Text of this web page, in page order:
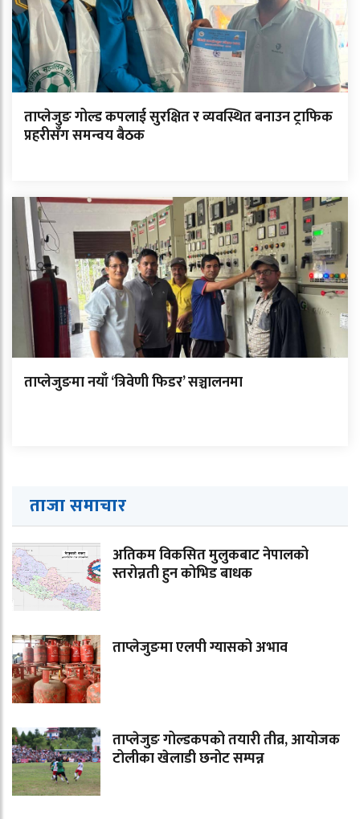
ताप्लेजुङ गोल्ड कपलाई सुरक्षित र व्यवस्थित बनाउन ट्राफिक
प्रहरीसँग समन्वय बैठक
ताप्लेजुङमा नयाँ ‘त्रिवेणी फिडर’ सञ्चालनमा
ताजा समाचार
अतिकम विकसित मुलुकबाट नेपालको
स्तरोन्नती हुन कोभिड बाधक
ताप्लेजुङमा एलपी ग्यासको अभाव
ताप्लेजुङ गोल्डकपको तयारी तीव्र, आयोजक
टोलीका खेलाडी छनोट सम्पन्न